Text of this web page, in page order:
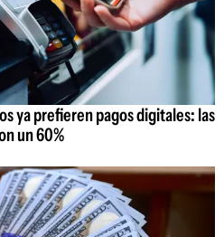
ya prefieren pagos digitales: las
un 60%